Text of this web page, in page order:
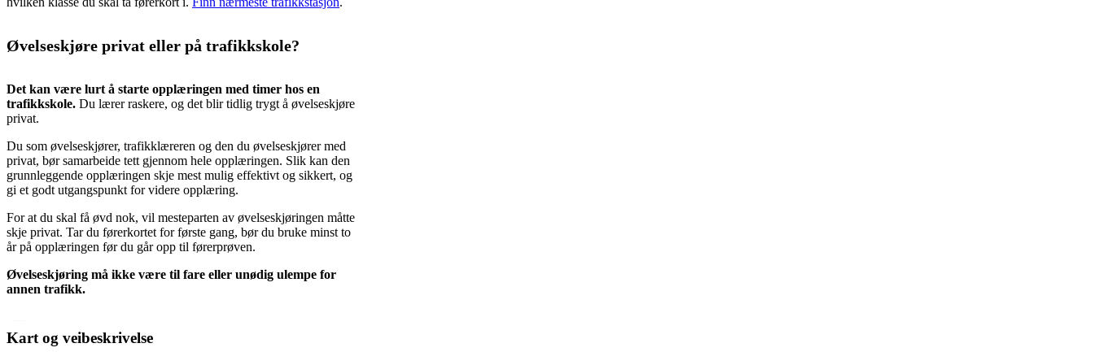
Øvelseskjøre privat eller på trafikkskole?
Det kan være lurt å starte opplæringen med timer hos en
trafikkskole. Du lærer raskere, og det blir tidlig trygt å øvelseskjøre
privat.
Du som øvelseskjører, trafikklæreren og den du øvelseskjører med
privat, bør samarbeide tett gjennom hele opplæringen. Slik kan den
grunnleggende opplæringen skje mest mulig effektivt og sikkert, og
gi et godt utgangspunkt for videre opplæring.
For at du skal få øvd nok, vil mesteparten av øvelseskjøringen måtte
skje privat. Tar du førerkortet for første gang, bør du bruke minst to
år på opplæringen før du går opp til førerprøven.
Øvelseskjøring må ikke være til fare eller unødig ulempe for
annen trafikk.
Kart og veibeskrivelse